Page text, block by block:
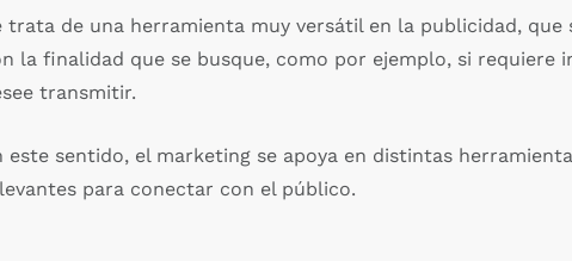
trata de una herramienta muy versátil en la publicidad,
la finalidad que se busque, como por ejemplo, si requiere
transmitir.
este sentido, el marketing se apoya en distintas
para conectar con el público.